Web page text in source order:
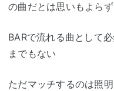
の曲だとは思いもよら
BARで流れる曲として
までもない
ただマッチするのは照